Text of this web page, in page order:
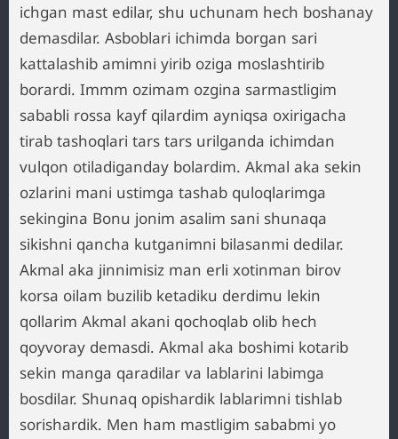
ichgan mast edilar, shu uchunam hech boshanay
demasdilar. Asboblari ichimda borgan sari
kattalashib amimni yirib oziga moslashtirib
borardi. Immm ozimam ozgina sarmastligim
sababli rossa kayf qilardim ayniqsa oxirigacha
tirab tashoqlari tars tars urilganda ichimdan
vulqon otiladiganday bolardim. Akmal aka sekin
ozlarini mani ustimga tashab quloqlarimga
sekingina Bonu jonim asalim sani shunaqa
sikishni qancha kutganimni bilasanmi dedilar.
Akmal aka jinnimisiz man erli xotinman birov
korsa oilam buzilib ketadiku derdimu lekin
qollarim Akmal akani qochoqlab olib hech
qoyvoray demasdi. Akmal aka boshimi kotarib
sekin manga qaradilar va lablarini labimga
bosdilar. Shunaq opishardik lablarimni tishlab
sorishardik. Men ham mastligim sababmi yo